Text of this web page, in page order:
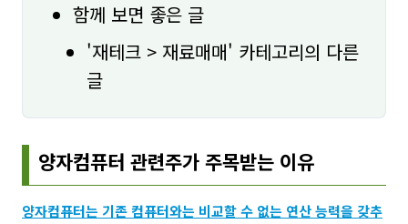
함께 보면 좋은 글
'재테크 > 재료매매' 카테고리의 다른
글
양자컴퓨터 관련주가 주목받는 이유
양자컴퓨터는 기존 컴퓨터와는 비교할 수 없는 연산 능력을 갖추